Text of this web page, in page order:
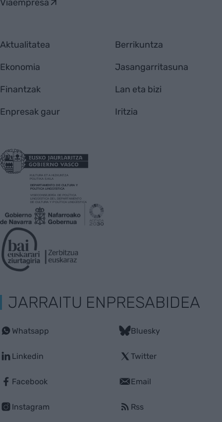
Viaempresa
Aktualitatea
Ekonomia
Finantzak
Enpresak gaur
Berrikuntza
Jasangarritasuna
Lan eta bizi
Iritzia
JARRAITU ENPRESABIDEA
Whatsapp
Linkedin
Facebook
Instagram
Bluesky
Twitter
Email
Rss